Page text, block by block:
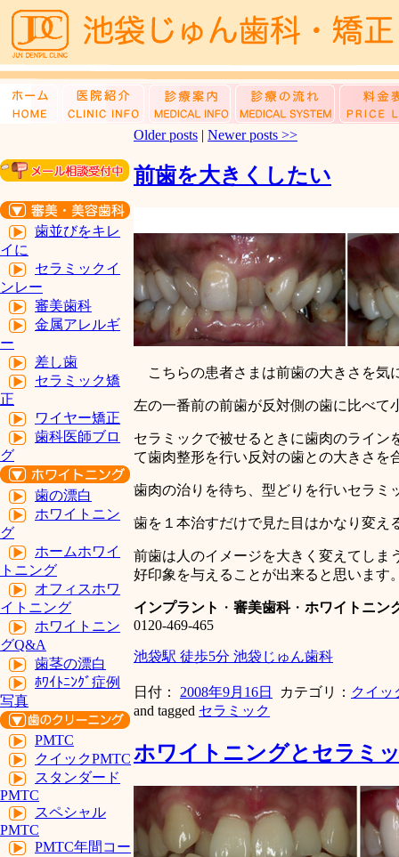
歯並びをキレ
イに
セラミックイ
ンレー
審美歯科
金属アレルギ
ー
差し歯
セラミック矯
正
ワイヤー矯正
歯科医師ブロ
グ
歯の漂白
ホワイトニン
グ
ホームホワイ
トニング
オフィスホワ
イトニング
ホワイトニン
グQ&A
歯茎の漂白
ﾎﾜｲﾄﾆﾝｸﾞ症例
写真
PMTC
クイックPMTC
スタンダード
PMTC
スペシャル
PMTC
PMTC年間コー
Older posts | Newer posts >>
前歯を大きくしたい
こちらの患者さまは前歯の大きさを気
左の一番前の前歯が反対側の歯に比べて
セラミックで被せるときに歯肉のライ
て歯肉整形を行い反対の歯との大きさを
歯肉の治りを待ち、型どりを行いセラミ
歯を１本治すだけで見た目はかなり変え
前歯は人のイメージを大きく変えてしま
好印象を与えることが出来ると思います
インプラント ・ 審美歯科・ ホワイトニン
0120-469-465
池袋駅 徒歩5分 池袋じゅん歯科
日付： 2008年9月16日 カテゴリ： クイッ
and tagged セラミック
ホワイトニングとセラミ